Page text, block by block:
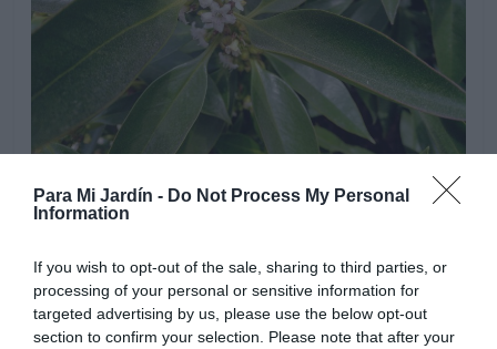
Para Mi Jardín - Do Not Process My Personal
Information
If you wish to opt-out of the sale, sharing to third parties, or
processing of your personal or sensitive information for
targeted advertising by us, please use the below opt-out
section to confirm your selection. Please note that after your